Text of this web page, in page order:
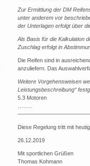
Zur Ermittlung der DM
unter anderem vor
der Unterlagen erfolgt über
Als Basis für die Kalkulation
Zuschlag erfolgt in
Die Reifen sind in
anzuliefern. Das
Weitere Vorgehensweisen
Leistungsbeschreibung“
5.3 Motoren
Diese Regelung tritt mit
26.12.2019
Mit sportlichen Grüßen
Thomas Kohmann